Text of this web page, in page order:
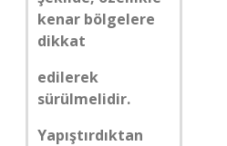
kenar bölgelere
dikkat
edilerek
sürülmelidir.
Yapıştırdıktan